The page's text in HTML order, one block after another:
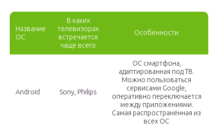
Название
ОС
В каких
телевизорах
встречается
чаще всего
Особенности
Аndroid Sony, Philips
ОС смартфона,
адаптированная под ТВ.
Можно пользоваться
сервисами Google,
оперативно переключается
между приложениями.
Самая распространённая из
всех ОС